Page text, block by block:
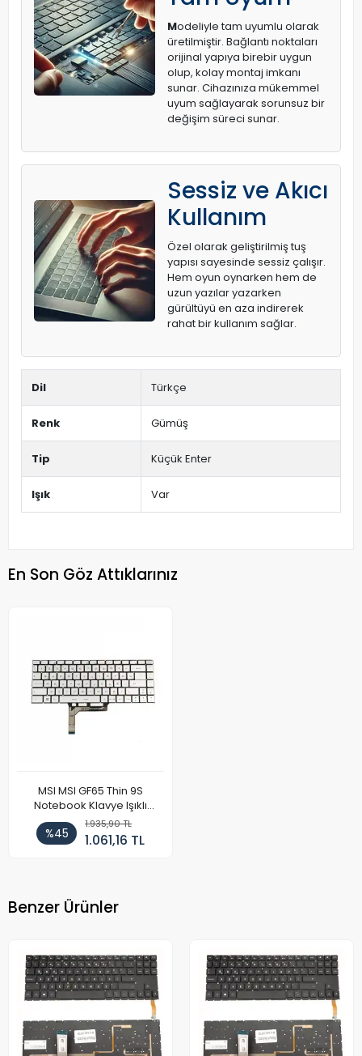
Modeliyle tam uyumlu olarak
üretilmiştir. Bağlantı noktaları
orijinal yapıya birebir uygun
olup, kolay montaj imkanı
sunar. Cihazınıza mükemmel
uyum sağlayarak sorunsuz bir
değişim süreci sunar.
Sessiz ve Akıcı
Kullanım
Özel olarak geliştirilmiş tuş
yapısı sayesinde sessiz çalışır.
Hem oyun oynarken hem de
uzun yazılar yazarken
gürültüyü en aza indirerek
rahat bir kullanım sağlar.
Dil Türkçe
Renk Gümüş
Tip Küçük Enter
Işık Var
En Son Göz Attıklarınız
MSI MSI GF65 Thin 9S
Notebook Klavye Işıklı
Gümüş
%45
1.935,90 TL
1.061,16 TL
Benzer Ürünler